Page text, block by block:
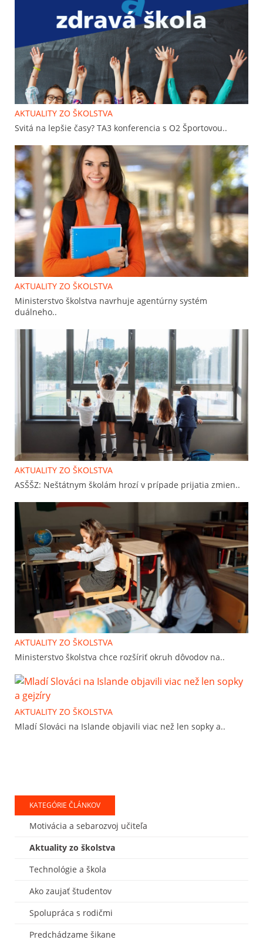
AKTUALITY ZO ŠKOLSTVA
Svitá na lepšie časy? TA3 konferencia s O2 Športovou..
AKTUALITY ZO ŠKOLSTVA
Ministerstvo školstva navrhuje agentúrny systém
duálneho..
AKTUALITY ZO ŠKOLSTVA
ASŠŠZ: Neštátnym školám hrozí v prípade prijatia zmien..
AKTUALITY ZO ŠKOLSTVA
Ministerstvo školstva chce rozšíriť okruh dôvodov na..
AKTUALITY ZO ŠKOLSTVA
Mladí Slováci na Islande objavili viac než len sopky a..
KATEGÓRIE ČLÁNKOV
Motivácia a sebarozvoj učiteľa
Aktuality zo školstva
Technológie a škola
Ako zaujať študentov
Spolupráca s rodičmi
Predchádzame šikane